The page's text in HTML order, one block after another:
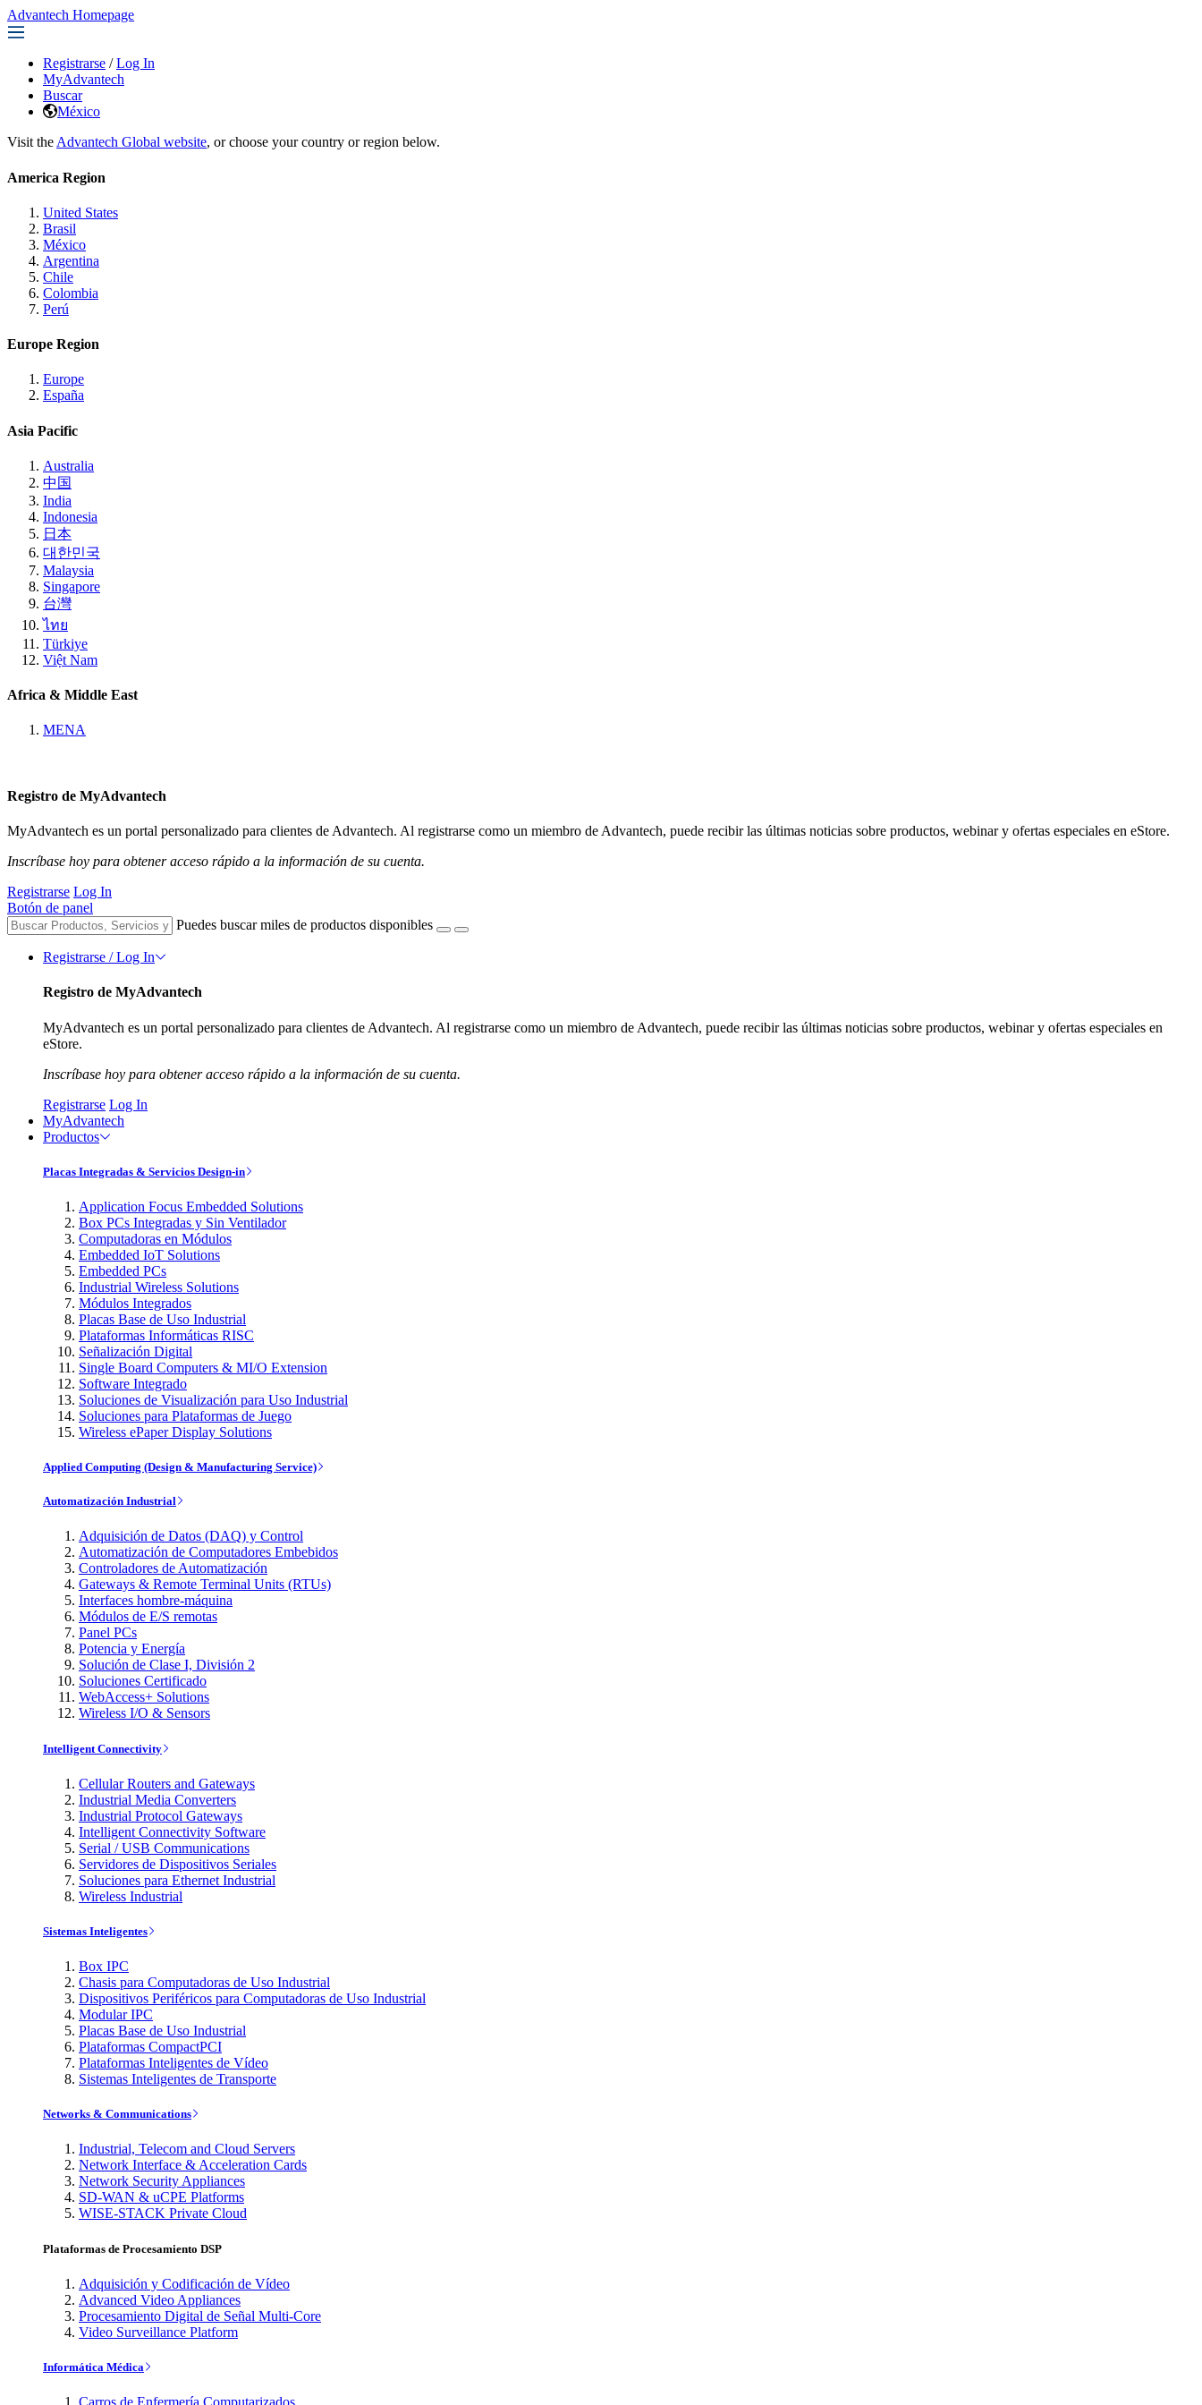
Advantech Homepage
Registrarse / Log In
MyAdvantech
Buscar
México
Visit the Advantech Global website, or choose your country or region below.
America Region
United States
Brasil
México
Argentina
Chile
Colombia
Perú
Europe Region
Europe
España
Asia Pacific
Australia
中国
India
Indonesia
日本
대한민국
Malaysia
Singapore
台灣
ไทย
Türkiye
Việt Nam
Africa & Middle East
MENA
Registro de MyAdvantech
MyAdvantech es un portal personalizado para clientes de Advantech. Al registrarse como un miembro de Advantech, puede recibir las últimas noticias sobre productos, webinar y ofertas especiales en eStore.
Inscríbase hoy para obtener acceso rápido a la información de su cuenta.
Registrarse Log In
Botón de panel
Puedes buscar miles de productos disponibles
Registrarse / Log In
Registro de MyAdvantech
MyAdvantech es un portal personalizado para clientes de Advantech. Al registrarse como un miembro de Advantech, puede recibir las últimas noticias sobre productos, webinar y ofertas especiales en
eStore.
Inscríbase hoy para obtener acceso rápido a la información de su cuenta.
Registrarse Log In
MyAdvantech
Productos
Placas Integradas & Servicios Design-in
Application Focus Embedded Solutions
Box PCs Integradas y Sin Ventilador
Computadoras en Módulos
Embedded IoT Solutions
Embedded PCs
Industrial Wireless Solutions
Módulos Integrados
Placas Base de Uso Industrial
Plataformas Informáticas RISC
Señalización Digital
Single Board Computers & MI/O Extension
Software Integrado
Soluciones de Visualización para Uso Industrial
Soluciones para Plataformas de Juego
Wireless ePaper Display Solutions
Applied Computing (Design & Manufacturing Service)
Automatización Industrial
Adquisición de Datos (DAQ) y Control
Automatización de Computadores Embebidos
Controladores de Automatización
Gateways & Remote Terminal Units (RTUs)
Interfaces hombre-máquina
Módulos de E/S remotas
Panel PCs
Potencia y Energía
Solución de Clase I, División 2
Soluciones Certificado
WebAccess+ Solutions
Wireless I/O & Sensors
Intelligent Connectivity
Cellular Routers and Gateways
Industrial Media Converters
Industrial Protocol Gateways
Intelligent Connectivity Software
Serial / USB Communications
Servidores de Dispositivos Seriales
Soluciones para Ethernet Industrial
Wireless Industrial
Sistemas Inteligentes
Box IPC
Chasis para Computadoras de Uso Industrial
Dispositivos Periféricos para Computadoras de Uso Industrial
Modular IPC
Placas Base de Uso Industrial
Plataformas CompactPCI
Plataformas Inteligentes de Vídeo
Sistemas Inteligentes de Transporte
Networks & Communications
Industrial, Telecom and Cloud Servers
Network Interface & Acceleration Cards
Network Security Appliances
SD-WAN & uCPE Platforms
WISE-STACK Private Cloud
Plataformas de Procesamiento DSP
Adquisición y Codificación de Vídeo
Advanced Video Appliances
Procesamiento Digital de Señal Multi-Core
Video Surveillance Platform
Informática Médica
Carros de Enfermería Computarizados